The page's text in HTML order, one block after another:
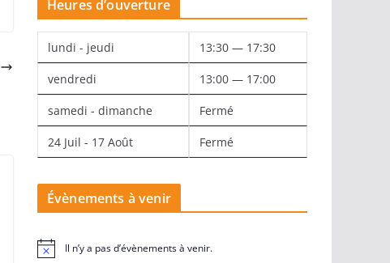
Heures d’ouverture
lundi - jeudi 13:30 — 17:30
vendredi 13:00 — 17:00
samedi - dimanche Fermé
24 Juil - 17 Août Fermé
Évènements à venir
N
Il n’y a pas d’évènements à venir.